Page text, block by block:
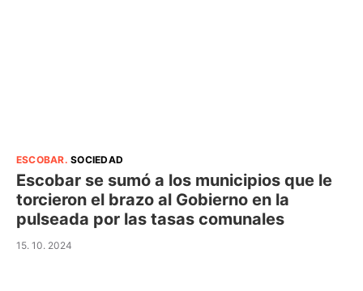
ESCOBAR.SOCIEDAD
Escobar se sumó a los municipios que le
torcieron el brazo al Gobierno en la
pulseada por las tasas comunales
15. 10. 2024